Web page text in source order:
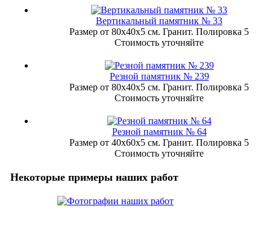
Вертикальный памятник № 33
Размер от 80х40х5 см. Гранит. Полировка 5
Стоимость уточняйте
Резной памятник № 239
Размер от 80х40х5 см. Гранит. Полировка 5
Стоимость уточняйте
Резной памятник № 64
Размер от 40х60х5 см. Гранит. Полировка 5
Стоимость уточняйте
Некоторые примеры наших работ